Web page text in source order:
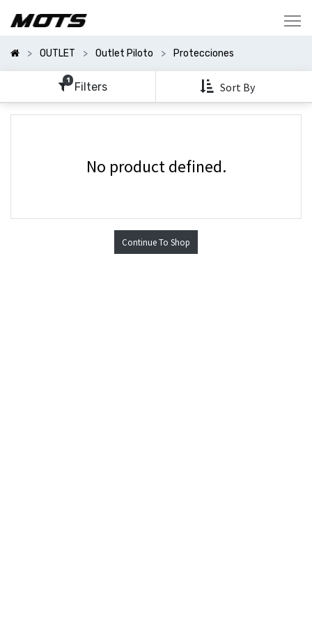
OUTLET Outlet Piloto Protecciones
1 Filters Sort By
Categorías
Mostrar
Opciones
No product defined.
Continue To Shop